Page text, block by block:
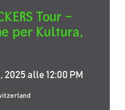
Tour –
per Kultura,
alle 12:00 PM